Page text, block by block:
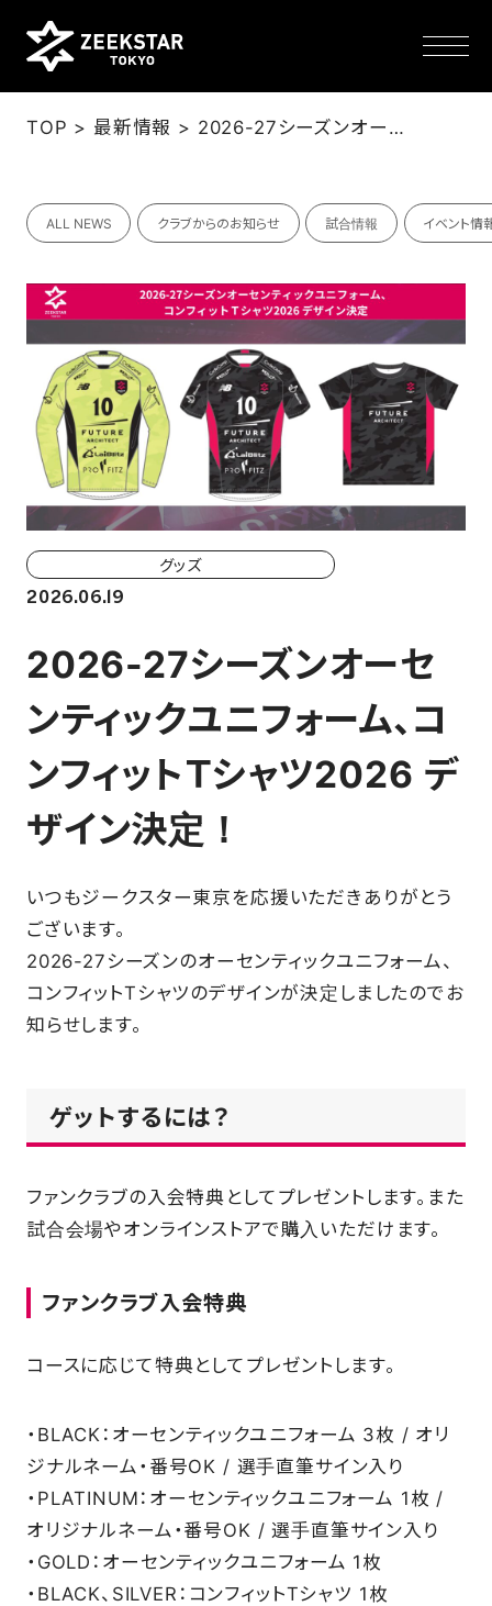
NEWS
TEAM
SCHEDULE
TICKET
ホーム戦一覧
会場（座席・価格表）
チケット購入方法
各座席について
観戦ガイド
FAN CLUB
CSR
SCHOOL
PARTNERS
SHOP
CONTACT
お問い合わせ
スクール体験・入会希望
FAQ
TOP > 最新情報 > 2026-27シーズンオーセンティックユニフォーム、コンフィットＴシャツ2026 デザイン決定！
グッズ
2026.06.19
2026-27シーズンオーセ
ンティックユニフォーム、コ
ンフィットＴシャツ2026 デ
ザイン決定！
いつもジークスター東京を応援いただきありがとう
ございます。
2026-27シーズンのオーセンティックユニフォーム、
コンフィットTシャツのデザインが決定しましたのでお
知らせします。
ゲットするには？
ファンクラブの入会特典としてプレゼントします。また
試合会場やオンラインストアで購入いただけます。
ファンクラブ入会特典
コースに応じて特典としてプレゼントします。
・BLACK：オーセンティックユニフォーム 3枚 / オリ
ジナルネーム・番号OK / 選手直筆サイン入り
・PLATINUM：オーセンティックユニフォーム 1枚 /
オリジナルネーム・番号OK / 選手直筆サイン入り
・GOLD：オーセンティックユニフォーム 1枚
・BLACK、SILVER：コンフィットTシャツ 1枚
ALL NEWS クラブからのお知らせ 試合情報 イベント情